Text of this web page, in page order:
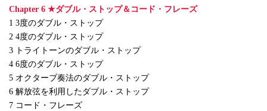
Chapter 6 ★ダブル・ストップ＆コード・フレーズ
1 3度のダブル・ストップ
2 4度のダブル・ストップ
3 トライトーンのダブル・ストップ
4 6度のダブル・ストップ
5 オクターブ奏法のダブル・ストップ
6 解放弦を利用したダブル・ストップ
7 コード・フレーズ